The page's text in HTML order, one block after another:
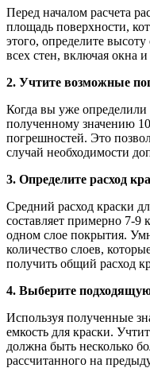
Перед началом расчета
площадь поверхности,
этого, определите
всех стен, включая окна
2. Учтите возможные
Когда вы уже определили
полученному значению
погрешностей. Это
случай необходимости
3. Определите расход
Средний расход краски
составляет примерно 7-9
одном слое покрытия.
количество слоев,
получить общий расход
4. Выберите
Используя полученные
емкость для краски.
должна быть несколько
рассчитанного на